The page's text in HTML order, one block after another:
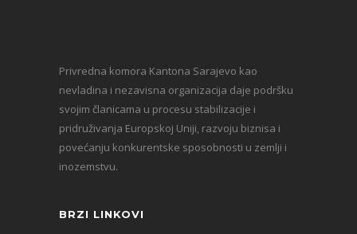
Privredna komora Kantona Sarajevo kao
nevladina i nezavisna organizacija daje podršku
svojim članicama u procesu stabilizacije i
pridruživanja Europskoj Uniji, razvoju biznisa i
povećanju konkurentske sposobnosti u zemlji i
inozemstvu.
BRZI LINKOVI